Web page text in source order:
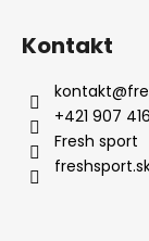
ť
?
Kontakt
kontakt@
+421 907
Fresh sport